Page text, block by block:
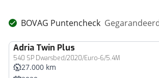
BOVAG Puntencheck
Adria Twin Plus
540 SP Dwarsbed/2020/Euro-6/5.4M
27.000 km